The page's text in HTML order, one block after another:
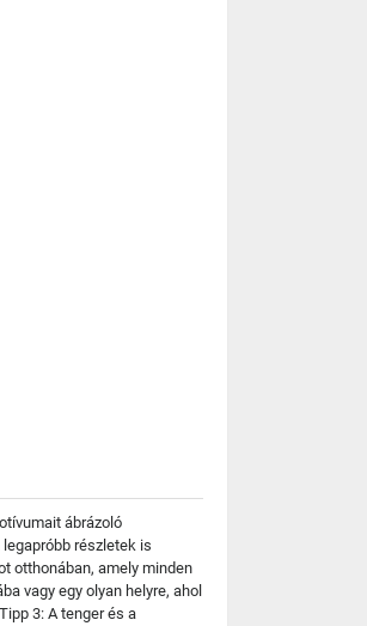
ábrázoló
részletek is
otthonában, amely minden
vagy egy olyan helyre, ahol
3: A tenger és a